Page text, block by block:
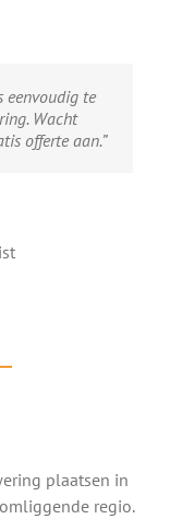
eenvoudig te
Wacht
offerte aan.”
plaatsen in
regio.